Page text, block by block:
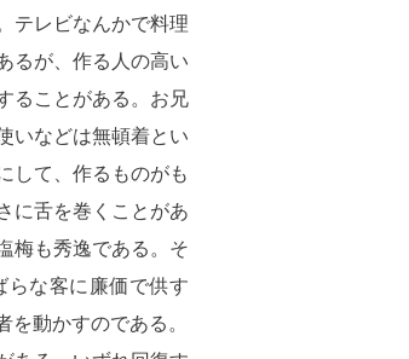
テレビなんかで料理
るが、作る人の高い
ることがある。お兄
いなどは無頓着とい
して、作るものがも
に舌を巻くことがあ
梅も秀逸である。そ
らな客に廉価で供す
動かすのである。